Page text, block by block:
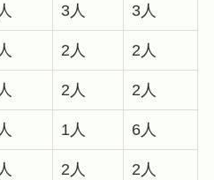
3人 3人
2人 2人
2人 2人
1人 6人
2人 2人